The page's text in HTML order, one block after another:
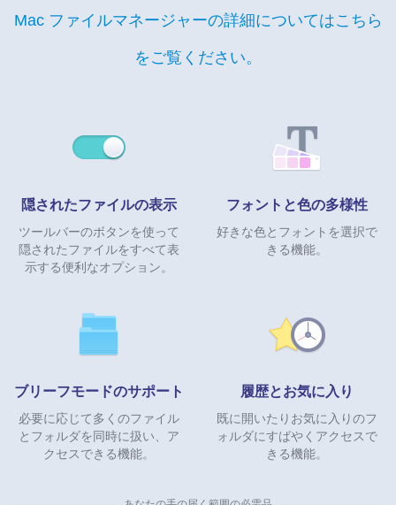
Mac ファイルマネージャーの詳細についてはこちら
をご覧ください。
隠されたファイルの表示
ツールバーのボタンを使って
隠されたファイルをすべて表
示する便利なオプション。
フォントと色の多様性
好きな色とフォントを選択で
きる機能。
ブリーフモードのサポート
必要に応じて多くのファイル
とフォルダを同時に扱い、ア
クセスできる機能。
履歴とお気に入り
既に開いたりお気に入りのフ
ォルダにすばやくアクセスで
きる機能。